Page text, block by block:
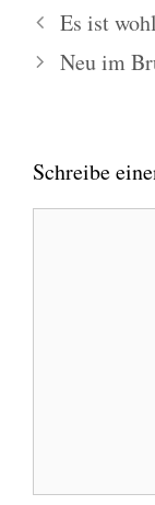
Es ist
Neu im
Schreibe